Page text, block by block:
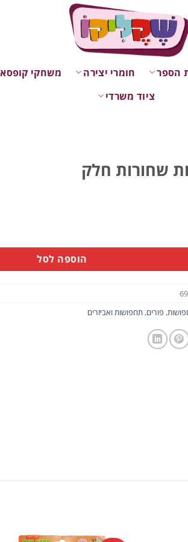
הספר חומרי יצירה משחקי קופסא
ציוד משרדי
שחורות חלק
שחורות חלק
הוספה לסל
, פורים, תחפושות ואביזרים